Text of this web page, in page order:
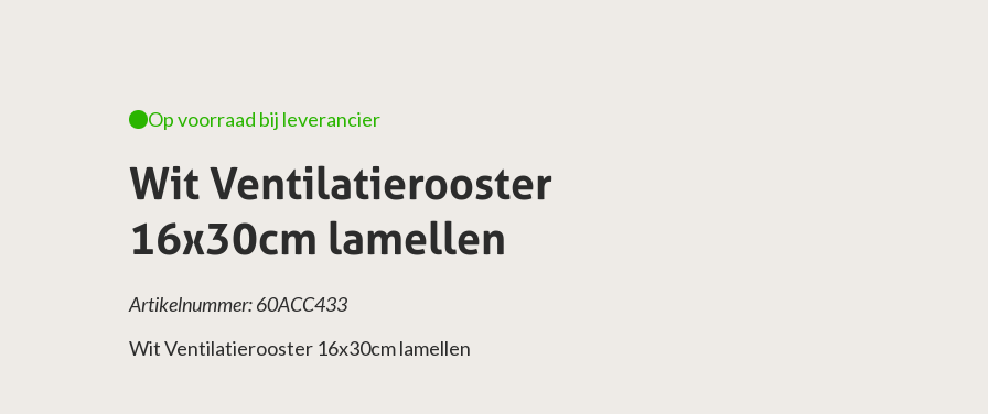
Wit Ventilatierooster
16x30cm lamellen
Op voorraad bij leverancier
Artikelnummer: 60ACC433
Wit Ventilatierooster 16x30cm lamellen